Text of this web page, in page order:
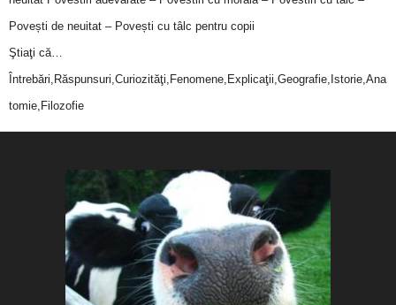
Povești de neuitat – Povești cu tâlc pentru copii
Ştiaţi că…
Întrebări,Răspunsuri,Curiozităţi,Fenomene,Explicaţii,Geografie,Istorie,Ana
tomie,Filozofie